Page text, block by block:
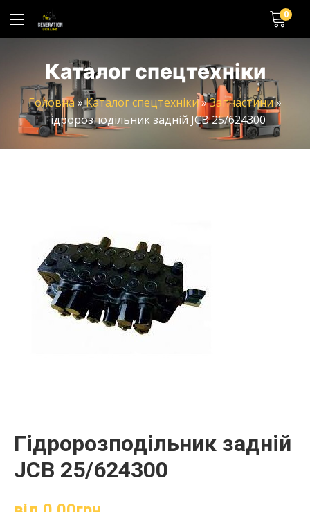
0
Каталог спецтехніки
Головна»Каталог спецтехніки»Запчастини»
Гідророзподільник задній JCB 25/624300
Гідророзподільник задній
JCB 25/624300